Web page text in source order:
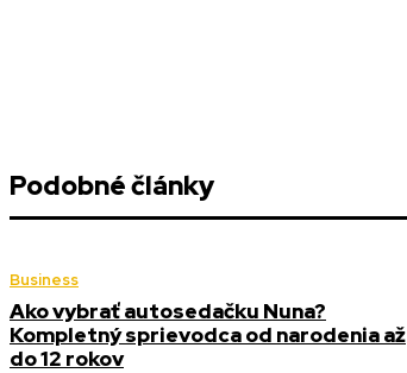
Podobné články
Business
Ako vybrať autosedačku Nuna?
Kompletný sprievodca od narodenia až
do 12 rokov